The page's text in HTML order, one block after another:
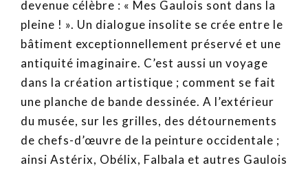
devenue célèbre : « Mes Gaulois sont dans la
pleine ! ». Un dialogue insolite se crée entre le
bâtiment exceptionnellement préservé et une
antiquité imaginaire. C’est aussi un voyage
dans la création artistique ; comment se fait
une planche de bande dessinée. A l’extérieur
du musée, sur les grilles, des détournements
de chefs-d’œuvre de la peinture occidentale ;
ainsi Astérix, Obélix, Falbala et autres Gaulois